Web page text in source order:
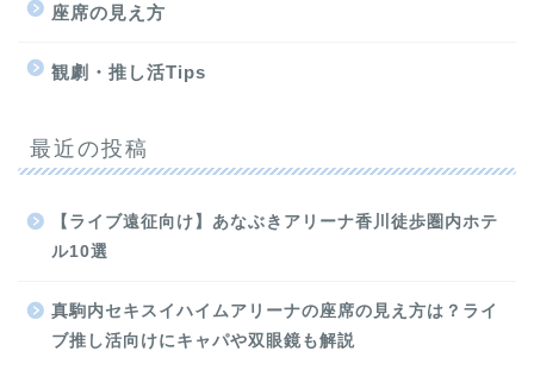
座席の見え方
観劇・推し活Tips
最近の投稿
【ライブ遠征向け】あなぶきアリーナ香川徒歩圏内ホテ
ル10選
真駒内セキスイハイムアリーナの座席の見え方は？ライ
ブ推し活向けにキャパや双眼鏡も解説